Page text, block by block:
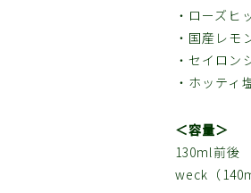
・ローズヒ
・国産レモ
・セイロン
・ホッティ
＜容量＞
130ml前後
weck（